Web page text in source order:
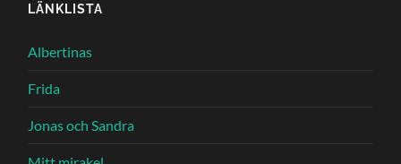
LÄNKLISTA
Albertinas
Frida
Jonas och Sandra